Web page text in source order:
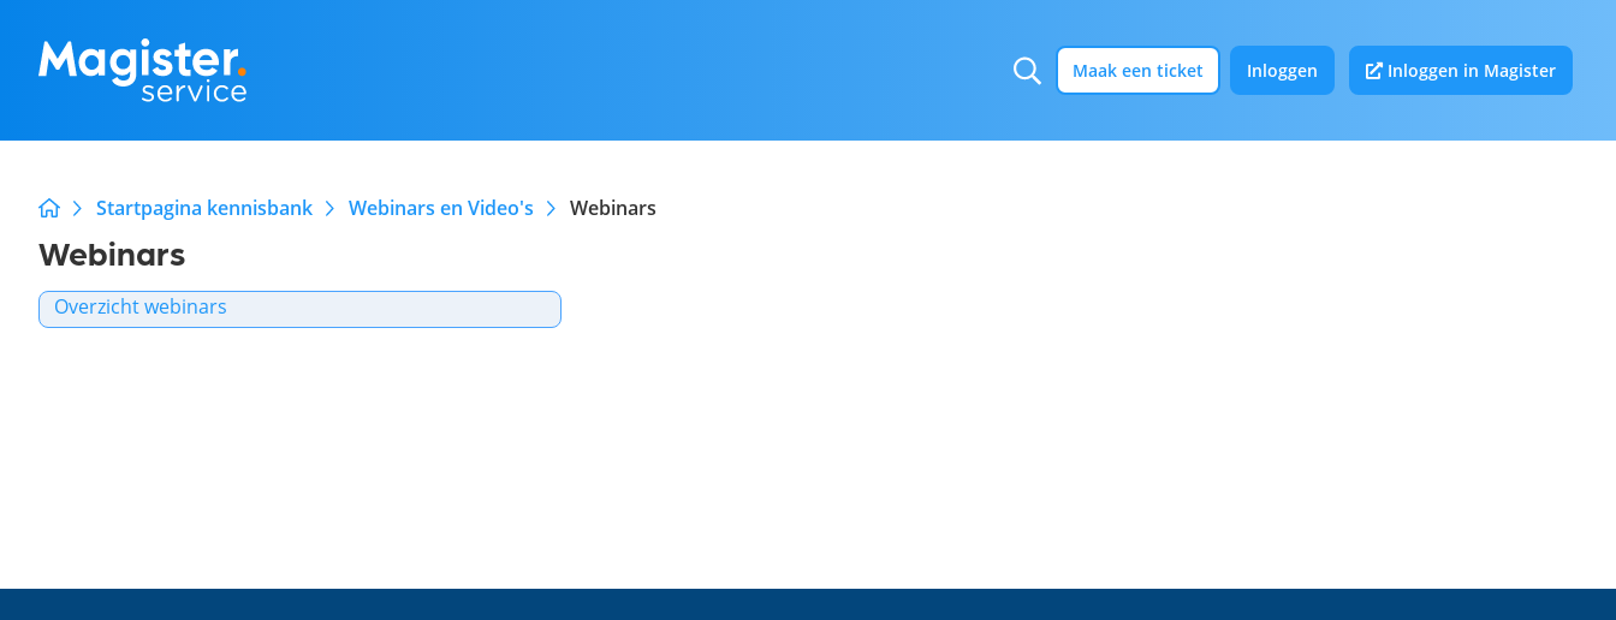
Maak een ticket Inloggen Inloggen in Magister
Startpagina kennisbank Webinars en Video's Webinars
Webinars
Overzicht webinars